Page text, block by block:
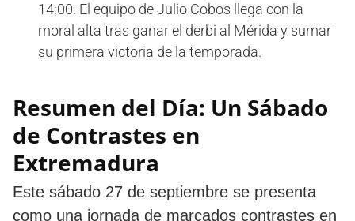
14:00. El equipo de Julio Cobos llega con la
moral alta tras ganar el derbi al Mérida y sumar
su primera victoria de la temporada.
Resumen del Día: Un Sábado
de Contrastes en
Extremadura
Este sábado 27 de septiembre se presenta
como una jornada de marcados contrastes en